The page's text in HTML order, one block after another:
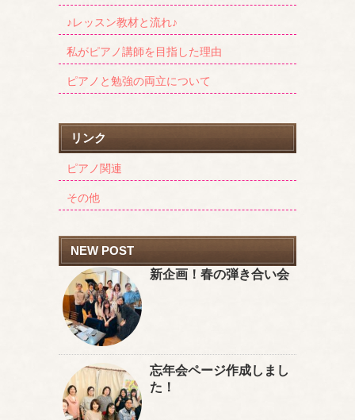
♪レッスン教材と流れ♪
私がピアノ講師を目指した理由
ピアノと勉強の両立について
リンク
ピアノ関連
その他
NEW POST
新企画！春の弾き合い会
忘年会ページ作成しまし
た！